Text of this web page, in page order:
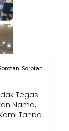
Sorotan
Tegas
Nama,
Tanpa